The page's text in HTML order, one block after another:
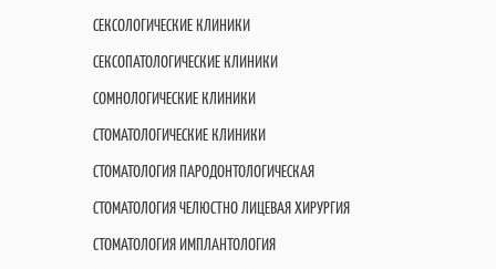
СЕКСОЛОГИЧЕСКИЕ КЛИНИКИ
СЕКСОПАТОЛОГИЧЕСКИЕ КЛИНИКИ
СОМНОЛОГИЧЕСКИЕ КЛИНИКИ
СТОМАТОЛОГИЧЕСКИЕ КЛИНИКИ
СТОМАТОЛОГИЯ ПАРОДОНТОЛОГИЧЕСКАЯ
СТОМАТОЛОГИЯ ЧЕЛЮСТНО ЛИЦЕВАЯ ХИРУРГИЯ
СТОМАТОЛОГИЯ ИМПЛАНТОЛОГИЯ